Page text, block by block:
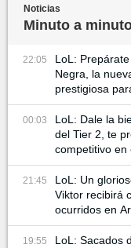
Noticias
Minuto a
22:05
LoL:
Negra, la
prestigiosa
00:03
LoL: Dale la
del Tier 2, te
competitivo en
21:45
LoL: Un
Viktor recibirá
ocurridos en
19:55
LoL: Sacados